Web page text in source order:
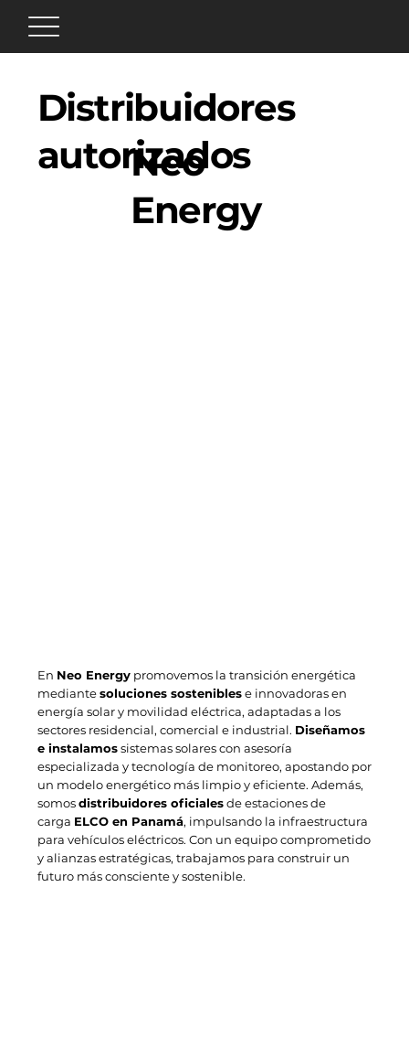
Distribuidores
autorizados
Neo
Energy
En Neo Energypromovemos la transición energética
mediantesoluciones sosteniblese innovadoras en
energía solar y movilidad eléctrica, adaptadas a los
sectores residencial, comercial e industrial. Diseñamos
e instalamossistemas solares con asesoría
especializada y tecnología de monitoreo, apostando por
un modelo energético más limpio y eficiente. Además,
somosdistribuidores oficialesde estaciones de
carga ELCO en Panamá, impulsando la infraestructura
para vehículos eléctricos. Con un equipo comprometido
y alianzas estratégicas, trabajamos para construir un
futuro más consciente y sostenible.